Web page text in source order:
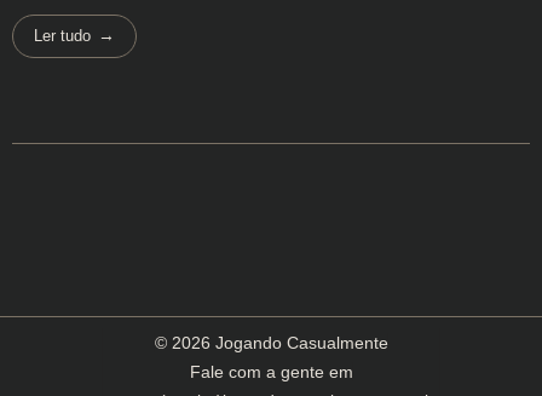
Ler tudo
© 2026 Jogando Casualmente
Fale com a gente em